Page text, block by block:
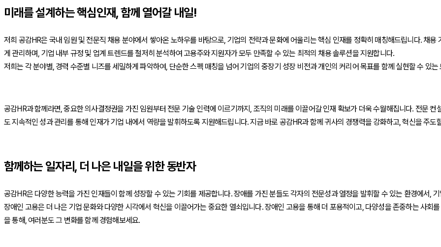
미래를 설계하는 핵심인재, 함께 열어갈 내일!
저희 공감HR은 국내 임원 및 전문직 채용 분야에서 쌓아온 노하우를 바탕으로, 기업의 전략과 문화에 어울리는 핵심 인재를 정확히 매칭해드립니다. 채
게 관리하며, 기업 내부 규정 및 업계 트렌드를 철저히 분석하여 고용주와 지원자가 모두 만족할 수 있는 최적의 채용 솔루션을 지원합니다.
저희는 각 분야별, 경력 수준별 니즈를 세밀하게 파악하여, 단순한 스펙 매칭을 넘어 기업의 중장기 성장 비전과 개인의 커리어 목표를 함께 실현할 수 있
공감HR과 함께라면, 중요한 의사결정권을 가진 임원부터 전문 기술 인력에 이르기까지, 조직의 미래를 이끌어갈 인재 확보가 더욱 수월해집니다. 전문
도 지속적인 성과 관리를 통해 인재가 기업 내에서 역량을 발휘하도록 지원해드립니다. 지금 바로 공감HR과 함께 귀사의 경쟁력을 강화하고, 혁신을 주도
함께하는 일자리, 더 나은 내일을 위한 동반자
공감HR은 다양한 능력을 가진 인재들이 함께 성장할 수 있는 기회를 제공합니다. 장애를 가진 분들도 각자의 전문성과 열정을 발휘할 수 있는 환경에서,
장애인 고용은 더 나은 기업 문화와 다양한 시각에서 혁신을 이끌어가는 중요한 열쇠입니다. 장애인 고용을 통해 더 포용적이고, 다양성을 존중하는 사
을 통해, 여러분도 그 변화를 함께 경험해보세요.